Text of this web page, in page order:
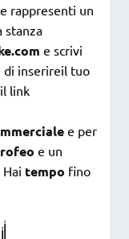
rappresenti un
stanza
e scrivi
di inserireil tuo
link
e per
e un
Hai tempo fino